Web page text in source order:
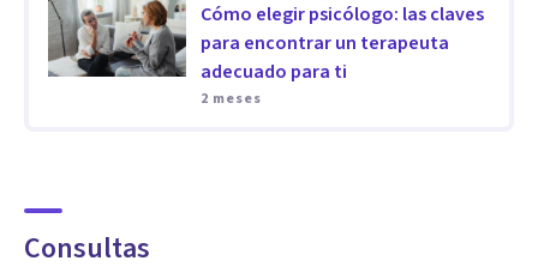
Tratamiento para ansiedad y depresión mediante
protocolos basados en Mindfulness. Además, acompaño a
minorías estigmatizadas como grupos racializados y
natural. Asimismo, tengo formación en activación
conductual para la depresión, DBT, terapia integral de
Cómo elegir psicólogo: las claves
para encontrar un terapeuta
adecuado para ti
2 meses
Consultas